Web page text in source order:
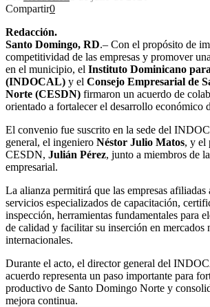
Compartir0
Redacción.
Santo Domingo, RD.– Con el propósito de
competitividad de las empresas y promover
en el municipio, el Instituto Dominicano
(INDOCAL) y el Consejo Empresarial de
Norte (CESDN) firmaron un acuerdo de
orientado a fortalecer el desarrollo económico
El convenio fue suscrito en la sede del
general, el ingeniero Néstor Julio Matos, y el
CESDN, Julián Pérez, junto a miembros de
empresarial.
La alianza permitirá que las empresas afiliadas
servicios especializados de capacitación,
inspección, herramientas fundamentales para
de calidad y facilitar su inserción en mercados
internacionales.
Durante el acto, el director general del
acuerdo representa un paso importante para
productivo de Santo Domingo Norte y
mejora continua.